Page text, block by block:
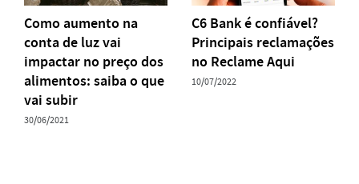
Como aumento na
conta de luz vai
impactar no preço dos
alimentos: saiba o que
vai subir
30/06/2021
C6 Bank é confiável?
Principais reclamações
no Reclame Aqui
10/07/2022